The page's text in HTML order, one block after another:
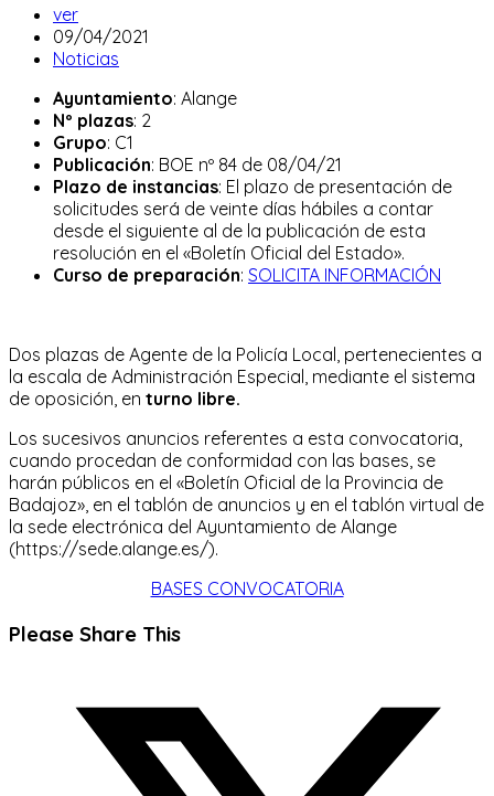
Autor
de
la
ver
Publicación
de
entrada:
09/04/2021
Categoría
la
entrada:
Noticias
Ayuntamiento: Alange
Nº plazas: 2
Grupo: C1
Publicación: BOE nº 84 de 08/04/21
Plazo de instancias: El plazo de presentación de
solicitudes será de veinte días hábiles a contar
desde el siguiente al de la publicación de esta
resolución en el «Boletín Oficial del Estado».
Curso de preparación: SOLICITA INFORMACIÓN
Dos plazas de Agente de la Policía Local, pertenecientes a
la escala de Administración Especial, mediante el sistema
de oposición, en turno libre.
Los sucesivos anuncios referentes a esta convocatoria,
cuando procedan de conformidad con las bases, se
harán públicos en el «Boletín Oficial de la Provincia de
Badajoz», en el tablón de anuncios y en el tablón virtual de
la sede electrónica del Ayuntamiento de Alange
(https://sede.alange.es/).
BASES CONVOCATORIA
Please Share ThisCompartir